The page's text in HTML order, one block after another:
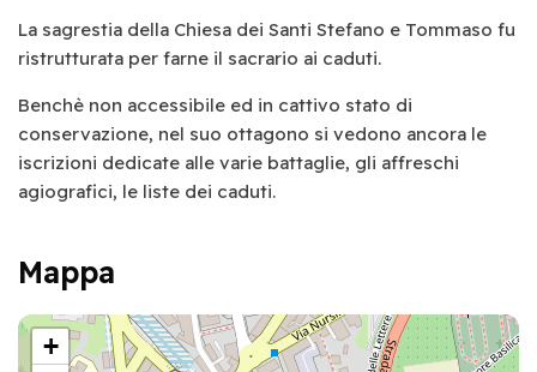
La sagrestia della Chiesa dei Santi Stefano e Tommaso fu
ristrutturata per farne il sacrario ai caduti.
Benchè non accessibile ed in cattivo stato di
conservazione, nel suo ottagono si vedono ancora le
iscrizioni dedicate alle varie battaglie, gli affreschi
agiografici, le liste dei caduti.
Mappa
+